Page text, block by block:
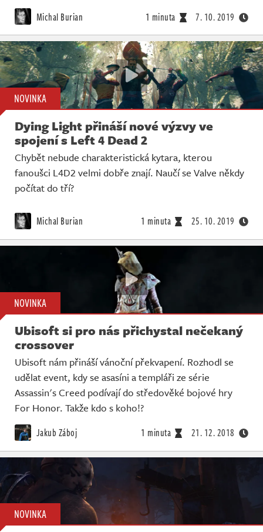
Michal Burian 1 minuta 7. 10. 2019
NOVINKA
Dying Light přináší nové výzvy ve
spojení s Left 4 Dead 2
Chybět nebude charakteristická kytara, kterou
fanoušci L4D2 velmi dobře znají. Naučí se Valve někdy
počítat do tří?
Michal Burian 1 minuta 25. 10. 2019
NOVINKA
Ubisoft si pro nás přichystal nečekaný
crossover
Ubisoft nám přináší vánoční překvapení. Rozhodl se
udělat event, kdy se asasíni a templáři ze série
Assassin's Creed podívají do středověké bojové hry
For Honor. Takže kdo s koho!?
Jakub Záboj 1 minuta 21. 12. 2018
NOVINKA